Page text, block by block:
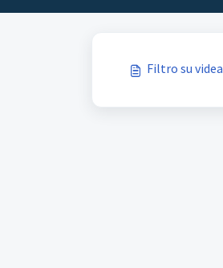
Filtro su